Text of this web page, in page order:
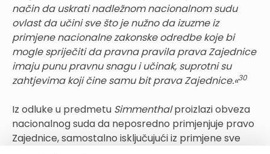
način da uskrati nadležnom nacionalnom sudu
ovlast da učini sve što je nužno da izuzme iz
primjene nacionalne zakonske odredbe koje bi
mogle spriječiti da pravna pravila prava Zajednice
imaju punu pravnu snagu i učinak, suprotni su
zahtjevima koji čine samu bit prava Zajednice.«30
Iz odluke u predmetu Simmenthalproizlazi obveza
nacionalnog suda da neposredno primjenjuje pravo
Zajednice, samostalno isključujući iz primjene sve